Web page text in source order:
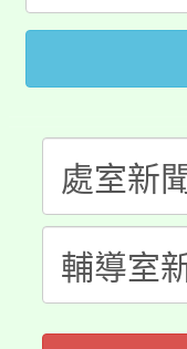
代理(
轉知
《
程，
心理
系所
轉知
縣市
門員
踴躍
桃園
要點
「桃
展演
115
義教